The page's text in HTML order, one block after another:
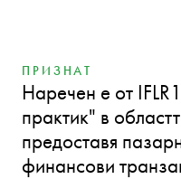
ПРИЗНАТ
Наречен е от
практик" в
предоставя
финансови